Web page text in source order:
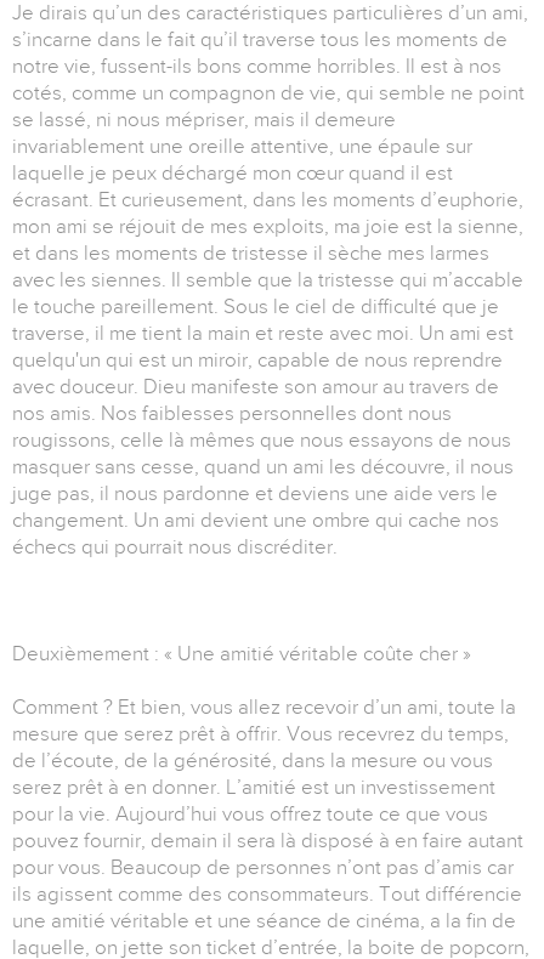
Je dirais qu’un des caractéristiques particulières d’un ami,
s’incarne dans le fait qu’il traverse tous les moments de
notre vie, fussent-ils bons comme horribles. Il est à nos
cotés, comme un compagnon de vie, qui semble ne point
se lassé, ni nous mépriser, mais il demeure
invariablement une oreille attentive, une épaule sur
laquelle je peux déchargé mon cœur quand il est
écrasant. Et curieusement, dans les moments d’euphorie,
mon ami se réjouit de mes exploits, ma joie est la sienne,
et dans les moments de tristesse il sèche mes larmes
avec les siennes. Il semble que la tristesse qui m’accable
le touche pareillement. Sous le ciel de difficulté que je
traverse, il me tient la main et reste avec moi. Un ami est
quelqu'un qui est un miroir, capable de nous reprendre
avec douceur. Dieu manifeste son amour au travers de
nos amis. Nos faiblesses personnelles dont nous
rougissons, celle là mêmes que nous essayons de nous
masquer sans cesse, quand un ami les découvre, il nous
juge pas, il nous pardonne et deviens une aide vers le
changement. Un ami devient une ombre qui cache nos
échecs qui pourrait nous discréditer.
Deuxièmement : « Une amitié véritable coûte cher »
Comment ? Et bien, vous allez recevoir d’un ami, toute la
mesure que serez prêt à offrir. Vous recevrez du temps,
de l’écoute, de la générosité, dans la mesure ou vous
serez prêt à en donner. L’amitié est un investissement
pour la vie. Aujourd’hui vous offrez toute ce que vous
pouvez fournir, demain il sera là disposé à en faire autant
pour vous. Beaucoup de personnes n’ont pas d’amis car
ils agissent comme des consommateurs. Tout différencie
une amitié véritable et une séance de cinéma, a la fin de
laquelle, on jette son ticket d’entrée, la boite de popcorn,